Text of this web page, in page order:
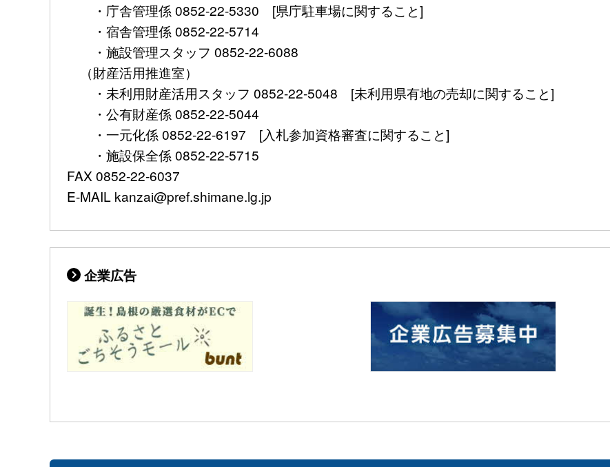
・庁舎管理係 0852-22-5330 [県庁駐車場に関すること]
・宿舎管理係 0852-22-5714
・施設管理スタッフ 0852-22-6088
（財産活用推進室）
・未利用財産活用スタッフ 0852-22-5048 [未利用県有地の売却に関すること]
・公有財産係 0852-22-5044
・一元化係 0852-22-6197 [入札参加資格審査に関すること]
・施設保全係 0852-22-5715
FAX 0852-22-6037
E-MAIL kanzai@pref.shimane.lg.jp
企業広告